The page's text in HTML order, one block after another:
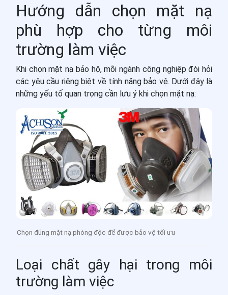
Hướng dẫn chọn mặt nạ
phù hợp cho từng môi
trường làm việc
Khi chọn mặt nạ bảo hộ, mỗi ngành công nghiệp đòi hỏi
các yêu cầu riêng biệt về tính năng bảo vệ. Dưới đây là
những yếu tố quan trọng cần lưu ý khi chọn mặt nạ:
Chọn đúng mặt nạ phòng độc để được bảo vệ tối ưu
Loại chất gây hại trong môi
trường làm việc